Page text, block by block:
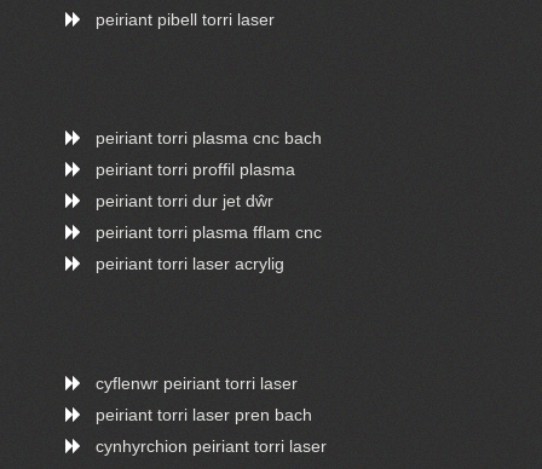
peiriant pibell torri laser
peiriant torri plasma cnc bach
peiriant torri proffil plasma
peiriant torri dur jet dŵr
peiriant torri plasma fflam cnc
peiriant torri laser acrylig
cyflenwr peiriant torri laser
peiriant torri laser pren bach
cynhyrchion peiriant torri laser